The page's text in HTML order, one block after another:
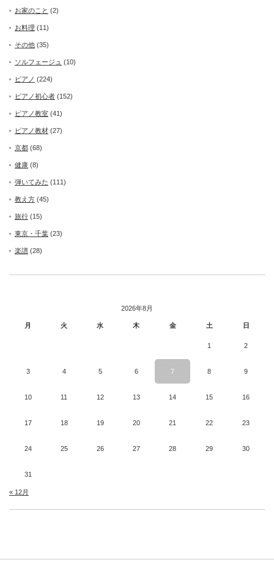
お家のこと (2)
お料理 (11)
その他 (35)
ソルフェージュ (10)
ピアノ (224)
ピアノ初心者 (152)
ピアノ教室 (41)
ピアノ教材 (27)
京都 (68)
健康 (8)
弾いてみた (111)
教え方 (45)
旅行 (15)
東京・千葉 (23)
楽譜 (28)
2026年8月
月 火 水 木 金 土 日
1 2
3 4 5 6 7 8 9
10 11 12 13 14 15 16
17 18 19 20 21 22 23
24 25 26 27 28 29 30
31
« 12月